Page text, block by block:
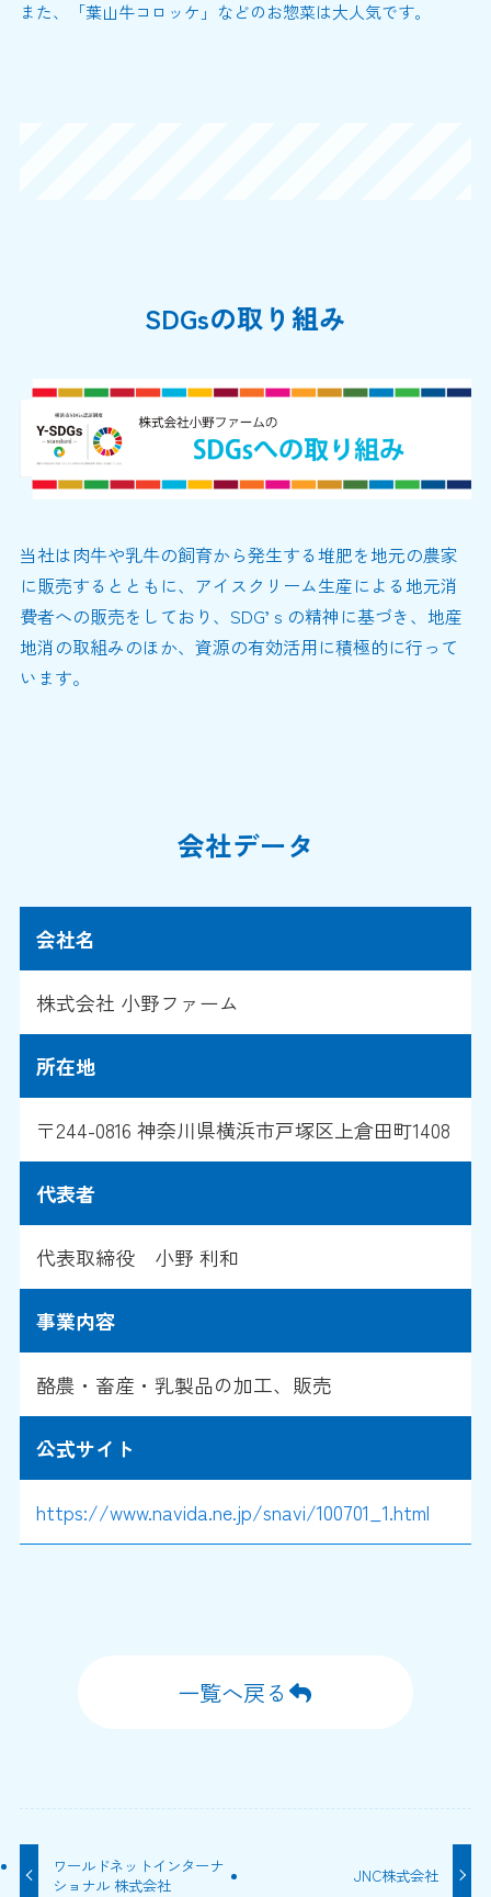
また、「葉山牛コロッケ」などのお惣菜は大人気です。
SDGsの取り組み
当社は肉牛や乳牛の飼育から発生する堆肥を地元の農家
に販売するとともに、アイスクリーム生産による地元消
費者への販売をしており、SDG’ｓの精神に基づき、地産
地消の取組みのほか、資源の有効活用に積極的に行って
います。
会社データ
会社名
株式会社 小野ファーム
所在地
〒244-0816 神奈川県横浜市戸塚区上倉田町1408
代表者
代表取締役 小野 利和
事業内容
酪農・畜産・乳製品の加工、販売
公式サイト
https://www.navida.ne.jp/snavi/100701_1.html
一覧へ戻る
ワールドネットインターナ
ショナル 株式会社
JNC株式会社